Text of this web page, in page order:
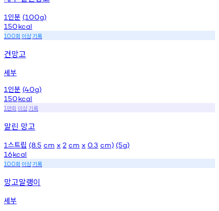
1 인분 (100g)
150kcal
100회 이상기록
건망고
세부
1 인분 (40g)
150kcal
1 만회 이상기록
말린 망고
1스트립 (8.5 cm x 2 cm x 0.3 cm) (5g)
16kcal
100회 이상기록
망고말랭이
세부